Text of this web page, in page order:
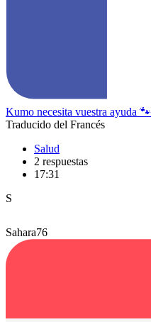
Kumo necesita vuestra ayuda 🐾
Traducido del Francés
Salud
2 respuestas
17:31
S
Sahara76